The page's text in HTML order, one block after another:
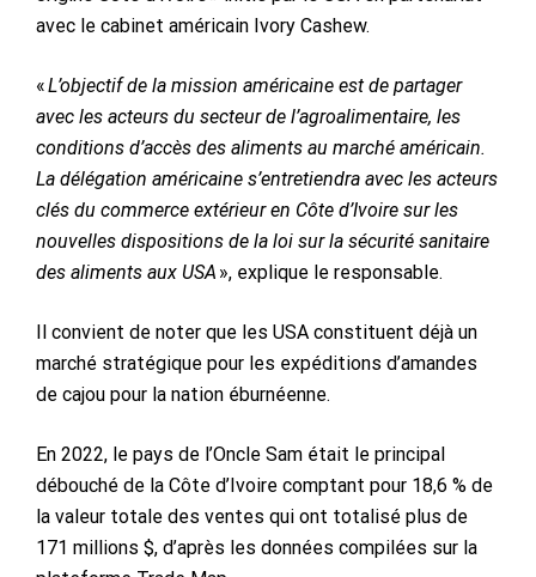
avec le cabinet américain Ivory Cashew.
«L’objectif de la mission américaine est de partager
avec les acteurs du secteur de l’agroalimentaire, les
conditions d’accès des aliments au marché américain.
La délégation américaine s’entretiendra avec les acteurs
clés du commerce extérieur en Côte d’Ivoire sur les
nouvelles dispositions de la loi sur la sécurité sanitaire
des aliments aux USA », explique le responsable.
Il convient de noter que les USA constituent déjà un
marché stratégique pour les expéditions d’amandes
de cajou pour la nation éburnéenne.
En 2022, le pays de l’Oncle Sam était le principal
débouché de la Côte d’Ivoire comptant pour 18,6 % de
la valeur totale des ventes qui ont totalisé plus de
171 millions $, d’après les données compilées sur la